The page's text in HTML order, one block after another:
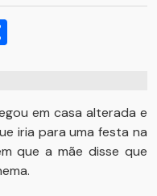
em casa alterada e
iria para uma festa na
que a mãe disse que